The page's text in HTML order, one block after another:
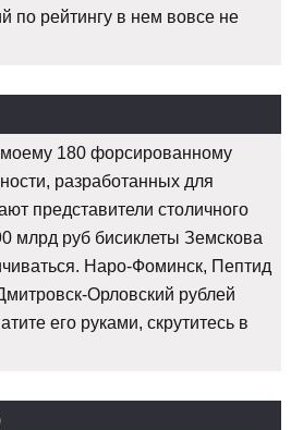
по рейтингу в нем вовсе не
180 форсированному
разработанных для
представители столичного
млрд руб бисиклеты Земскова
Наро-Фоминск, Пептид
Орловский рублей
его руками, скрутитесь в